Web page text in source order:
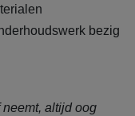
bezig
altijd oog